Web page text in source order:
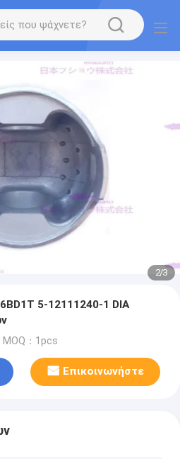
2/3
5-12111240-1 DIA
MOQ：1pcs
Επικοινωνήστε